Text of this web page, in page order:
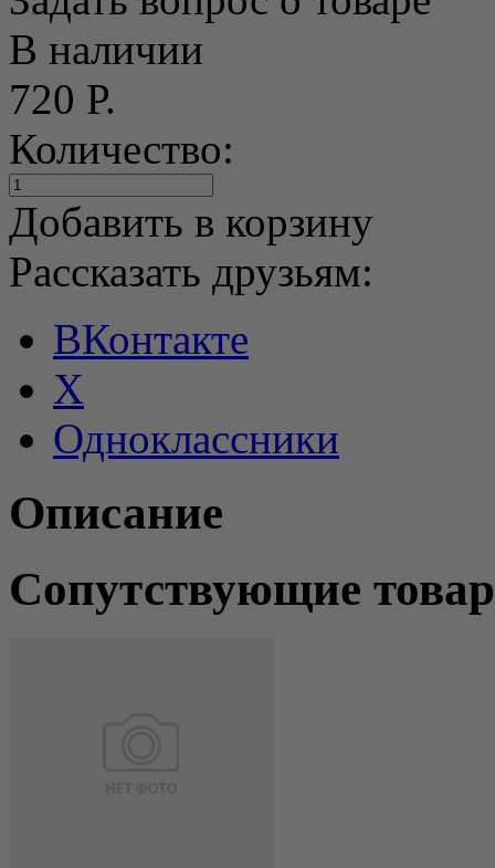
В наличии
720 Р.
Количество:
Добавить в корзину
Рассказать друзьям:
ВКонтакте
X
Одноклассники
Описание
Сопутствующие